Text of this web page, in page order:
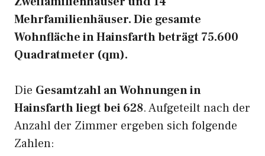
Mehrfamilienhäuser. Die gesamte
Wohnfläche in Hainsfarth beträgt 75.600
Quadratmeter (qm).
Die Gesamtzahl an Wohnungen in
Hainsfarth liegt bei 628. Aufgeteilt nach der
Anzahl der Zimmer ergeben sich folgende
Zahlen: